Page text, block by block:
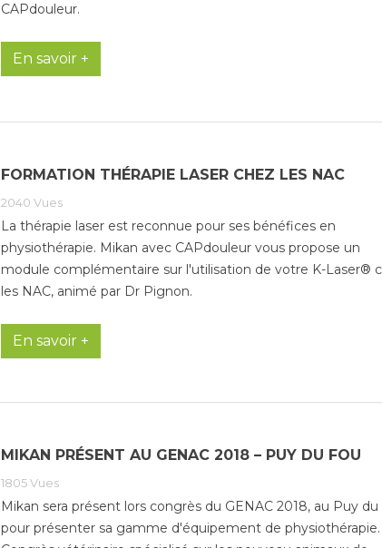
CAPdouleur.
En savoir +
FORMATION THÉRAPIE LASER CHEZ LES NAC
2040 Vues
La thérapie laser est reconnue pour ses bénéfices en
physiothérapie. Mikan avec CAPdouleur vous propose un
module complémentaire sur l'utilisation de votre K-Laser®
les NAC, animé par Dr Pignon.
En savoir +
MIKAN PRÉSENT AU GENAC 2018 – PUY DU FOU
1805Vues
Mikan sera présent lors congrès du GENAC 2018, au Puy du
pour présenter sa gamme d'équipement de physiothérapie.